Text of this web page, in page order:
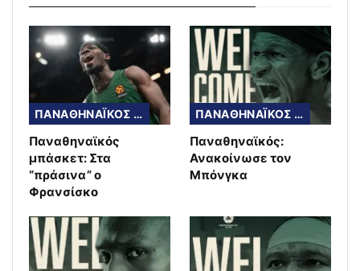
ΠΑΝΑΘΗΝΑΪΚΟΣ ΜΠΑΣΚΕΤ
Παναθηναϊκός
μπάσκετ: Στα
“πράσινα” ο
Φρανσίσκο
ΠΑΝΑΘΗΝΑΪΚΟΣ ΜΠΑΣΚΕΤ
Παναθηναϊκός:
Ανακοίνωσε τον
Μπόνγκα